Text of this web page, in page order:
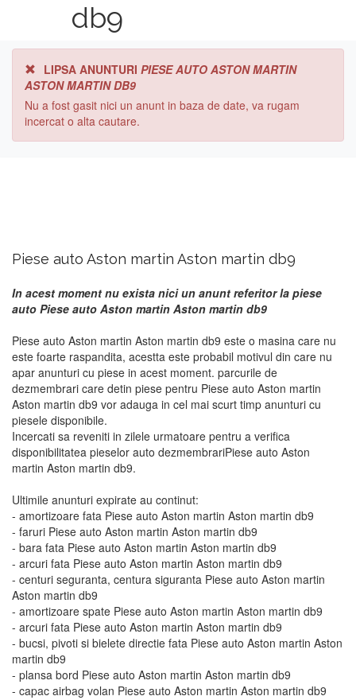
db9
LIPSA ANUNTURI PIESE AUTO ASTON MARTIN
ASTON MARTIN DB9
Nu a fost gasit nici un anunt in baza de date, va rugam
incercat o alta cautare.
Piese auto Aston martin Aston martin db9
In acest moment nu exista nici un anunt referitor la piese
auto Piese auto Aston martin Aston martin db9
Piese auto Aston martin Aston martin db9 este o masina care nu
este foarte raspandita, acestta este probabil motivul din care nu
apar anunturi cu piese in acest moment. parcurile de
dezmembrari care detin piese pentru Piese auto Aston martin
Aston martin db9 vor adauga in cel mai scurt timp anunturi cu
piesele disponibile.
Incercati sa reveniti in zilele urmatoare pentru a verifica
disponibilitatea pieselor auto dezmembrariPiese auto Aston
martin Aston martin db9.
Ultimile anunturi expirate au continut:
- amortizoare fata Piese auto Aston martin Aston martin db9
- faruri Piese auto Aston martin Aston martin db9
- bara fata Piese auto Aston martin Aston martin db9
- arcuri fata Piese auto Aston martin Aston martin db9
- centuri seguranta, centura siguranta Piese auto Aston martin
Aston martin db9
- amortizoare spate Piese auto Aston martin Aston martin db9
- arcuri fata Piese auto Aston martin Aston martin db9
- bucsi, pivoti si bielete directie fata Piese auto Aston martin Aston
martin db9
- plansa bord Piese auto Aston martin Aston martin db9
- capac airbag volan Piese auto Aston martin Aston martin db9